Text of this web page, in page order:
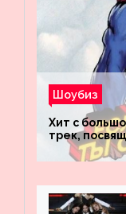
Шоубиз
Хит с
трек,